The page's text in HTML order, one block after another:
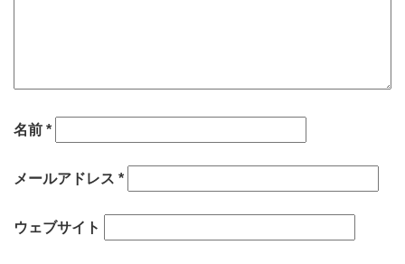
名前 *
メールアドレス *
ウェブサイト